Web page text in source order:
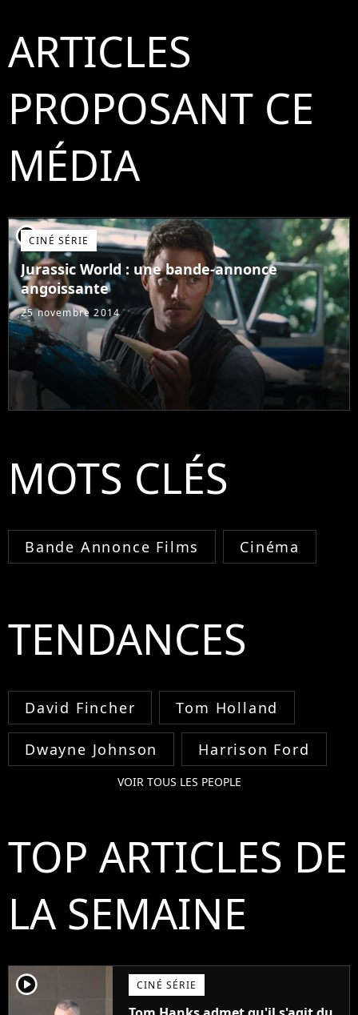
ARTICLES
PROPOSANT CE
MÉDIA
player2CINÉ SÉRIE
Jurassic World : une bande-annonce
angoissante
25 novembre 2014
MOTS CLÉS
Bande Annonce Films Cinéma
TENDANCES
David Fincher Tom Holland
Dwayne Johnson Harrison Ford
VOIR TOUS LES PEOPLE
TOP ARTICLES DE
LA SEMAINE
player2 CINÉ SÉRIE